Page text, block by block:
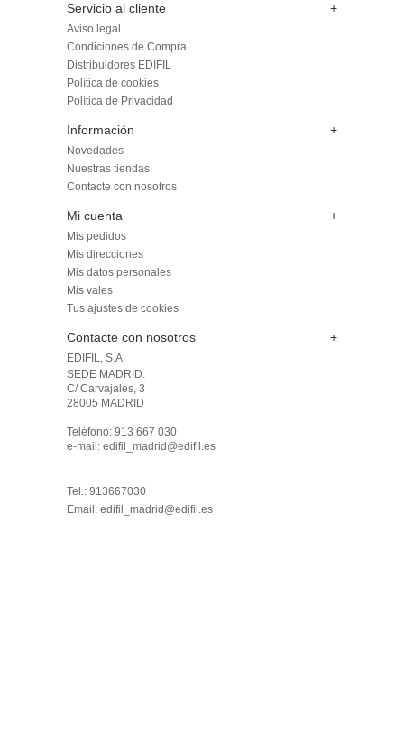
Servicio al cliente +
Aviso legal
Condiciones de Compra
Distribuidores EDIFIL
Política de cookies
Política de Privacidad
Información +
Novedades
Nuestras tiendas
Contacte con nosotros
Mi cuenta +
Mis pedidos
Mis direcciones
Mis datos personales
Mis vales
Tus ajustes de cookies
Contacte con nosotros +
EDIFIL, S.A.
SEDE MADRID:
C/ Carvajales, 3
28005 MADRID
Teléfono: 913 667 030
e-mail: edifil_madrid@edifil.es
Tel.: 913667030
Email: edifil_madrid@edifil.es